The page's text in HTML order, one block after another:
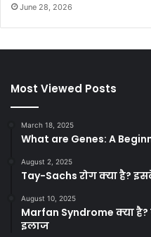
June 28, 2026
Most Viewed Posts
March 18, 2025
What are Genes: A
August 2, 2025
Tay-Sachs रोग क्या है?
August 10, 2025
Marfan Syndrome क्या
इलाज